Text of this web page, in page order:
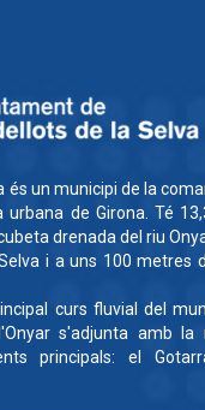
és un municipi de la
de Girona. Té
drenada del riu
i a uns 100 metres
curs fluvial del
s'adjunta amb la
principals: el